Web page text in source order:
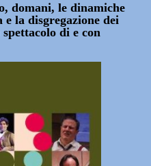
domani, le dinamiche
la disgregazione dei
di e con